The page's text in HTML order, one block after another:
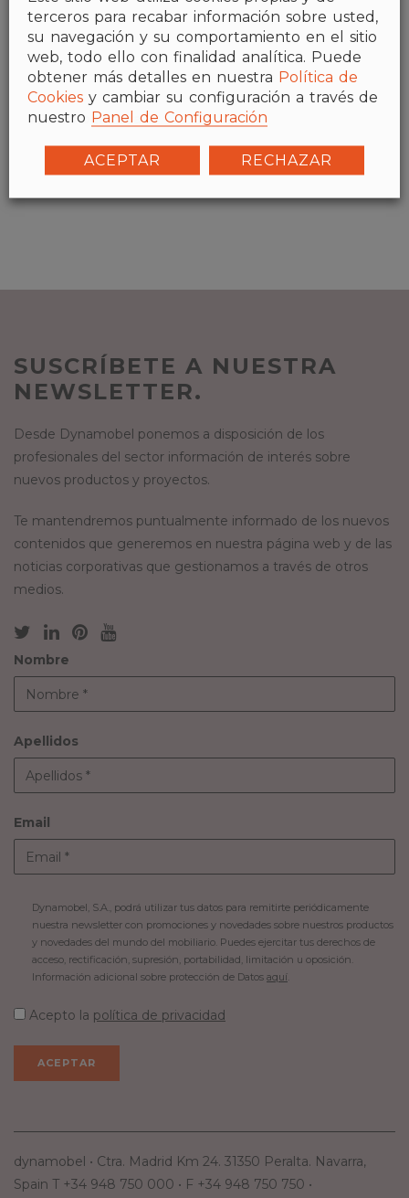
TRAZO bancada
SUSCRÍBETE A NUESTRA
NEWSLETTER.
Desde Dynamobel ponemos a disposición de los
profesionales del sector información de interés sobre
nuevos productos y proyectos.
Te mantendremos puntualmente informado de los nuevos
contenidos que generemos en nuestra página web y de las
noticias corporativas que gestionamos a través de otros
medios.
Nombre
Apellidos
Email
Dynamobel, S.A., podrá utilizar tus datos para remitirte periódicamente
nuestra newsletter con promociones y novedades sobre nuestros productos
y novedades del mundo del mobiliario. Puedes ejercitar tus derechos de
acceso, rectificación, supresión, portabilidad, limitación u oposición.
Información adicional sobre protección de Datos aquí
Acepto la política de privacidad
dynamobel • Ctra. Madrid Km 24. 31350 Peralta. Navarra,
Spain T +34 948 750 000 • F +34 948 750 750 •
terceros para recabar información sobre usted,
su navegación y su comportamiento en el sitio
web, todo ello con finalidad analítica. Puede
obtener más detalles en nuestra Política de
Cookies y cambiar su configuración a través de
nuestro Panel de Configuración
ACEPTAR RECHAZAR